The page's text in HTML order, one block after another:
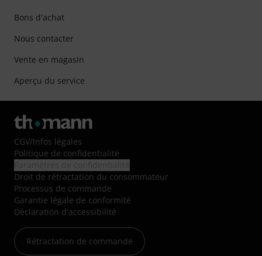
Bons d'achat
Nous contacter
Vente en magasin
Aperçu du service
CGV/Infos légales
Politique de confidentialité
Droit de rétractation du consommateur
Processus de commande
Garantie légale de conformité
Déclaration d'accessibilité
Rétractation de commande